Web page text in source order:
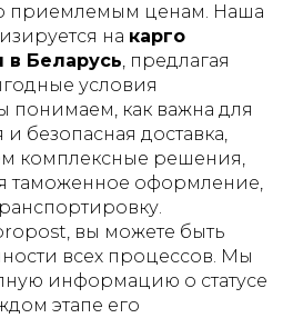
приемлемым ценам. Наша
на карго
в Беларусь, предлагая
условия
понимаем, как важна для
безопасная доставка,
комплексные решения,
таможенное оформление,
вы можете быть
всех процессов. Мы
информацию о статусе
этапе его